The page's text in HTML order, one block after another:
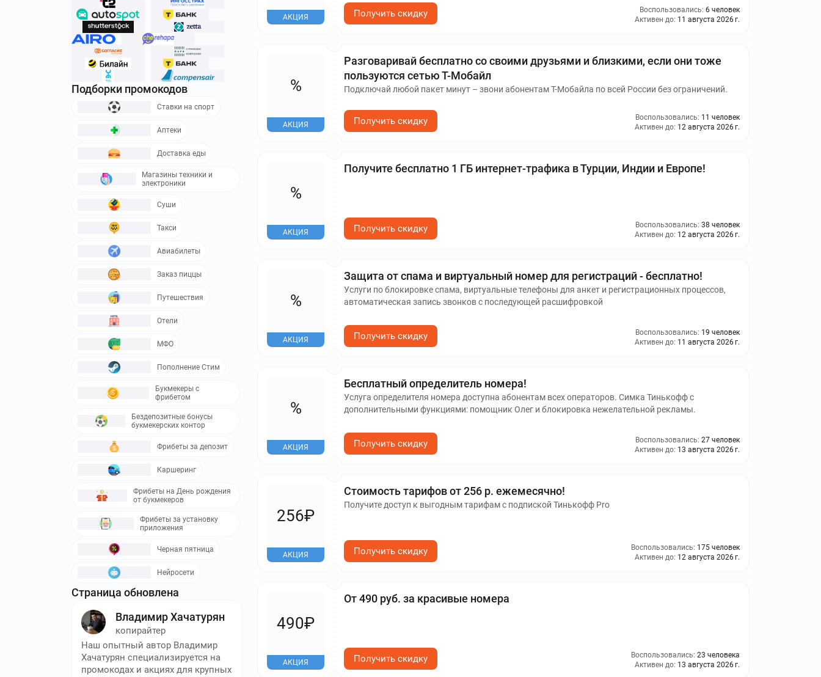
АКЦИЯ
Воспользовались: 6 человек
Активен до: 11 августа 2026 г.
Получить скидку
Разговаривай бесплатно со своими друзьями и близкими, если они тоже
пользуются сетью Т-Мобайл
Подключай любой пакет минут – звони абонентам Т-Мобайла по всей России без ограничений.
%
АКЦИЯ
Воспользовались: 11 человек
Активен до: 12 августа 2026 г.
Получить скидку
Получите бесплатно 1 ГБ интернет-трафика в Турции, Индии и Европе!
%
АКЦИЯ
Воспользовались: 38 человек
Активен до: 12 августа 2026 г.
Получить скидку
Защита от спама и виртуальный номер для регистраций - бесплатно!
Услуги по блокировке спама, виртуальные телефоны для анкет и регистрационных процессов,
автоматическая запись звонков с последующей расшифровкой
%
АКЦИЯ
Воспользовались: 19 человек
Активен до: 11 августа 2026 г.
Получить скидку
Бесплатный определитель номера!
Услуга определителя номера доступна абонентам всех операторов. Симка Тинькофф с
дополнительными функциями: помощник Олег и блокировка нежелательной рекламы.
%
АКЦИЯ
Воспользовались: 27 человек
Активен до: 13 августа 2026 г.
Получить скидку
Стоимость тарифов от 256 р. ежемесячно!
Получите доступ к выгодным тарифам с подпиской Тинькофф Pro
256₽
АКЦИЯ
Воспользовались: 175 человек
Активен до: 12 августа 2026 г.
Получить скидку
От 490 руб. за красивые номера
490₽
АКЦИЯ
Воспользовались: 23 человека
Активен до: 13 августа 2026 г.
Получить скидку
Подборки промокодов
Ставки на спорт
Аптеки
Доставка еды
Магазины техники и
электроники
Суши
Такси
Авиабилеты
Заказ пиццы
Путешествия
Отели
МФО
Пополнение Стим
Букмекеры с
фрибетом
Бездепозитные бонусы
букмекерских контор
Фрибеты за депозит
Каршеринг
Фрибеты на День рождения
от букмекеров
Фрибеты за установку
приложения
Черная пятница
Нейросети
Страница обновлена
Владимир Хачатурян
копирайтер
Наш опытный автор Владимир
Хачатурян специализируется на
промокодах и акциях для крупных